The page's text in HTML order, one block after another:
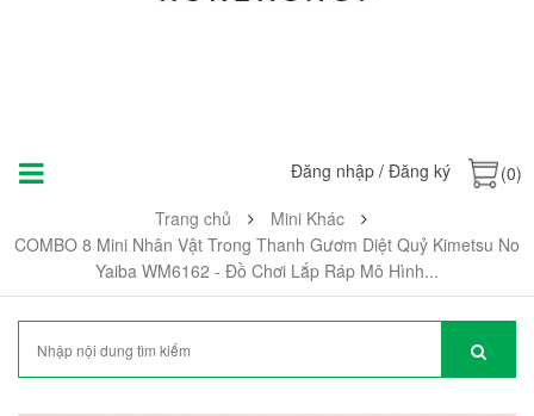
Đăng nhập / Đăng ký
(0)
Trang chủ
Mini Khác
COMBO 8 Mini Nhân Vật Trong Thanh Gươm Diệt Quỷ Kimetsu No
Yaiba WM6162 - Đồ Chơi Lắp Ráp Mô Hình...